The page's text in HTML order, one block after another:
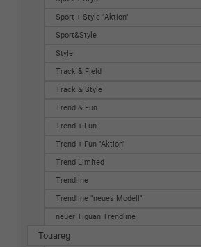
Sport + Style "Aktion"
Sport&Style
Style
Track & Field
Track & Style
Trend & Fun
Trend + Fun
Trend + Fun "Aktion"
Trend Limited
Trendline
Trendline "neues Modell"
neuer Tiguan Trendline
Touareg